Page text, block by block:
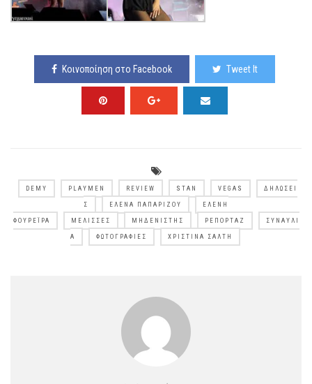
Κοινοποίηση στο Facebook Tweet It
DEMY PLAYMEN REVIEW STAN VEGAS ΔΗΛΏΣΕΙ
Σ ΈΛΕΝΑ ΠΑΠΑΡΊΖΟΥ ΕΛΈΝΗ
ΦΟΥΡΈΙΡΑ ΜΈΛΙΣΣΕΣ ΜΗΔΕΝΙΣΤΉΣ ΡΕΠΟΡΤΆΖ ΣΥΝΑΥΛΊ
Α ΦΩΤΟΓΡΑΦΊΕΣ ΧΡΙΣΤΊΝΑ ΣΆΛΤΗ